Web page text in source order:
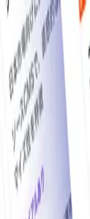
O!Product AI（オープ